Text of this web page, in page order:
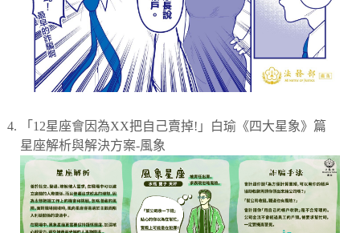
「12星座會因為XX把自己賣掉!」白瑜《四大星象》篇
星座解析與解決方案-風象